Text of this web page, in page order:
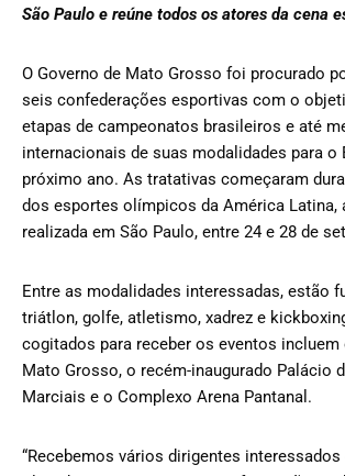
São Paulo e reúne todos os atores da cena
O Governo de Mato Grosso foi procurado
seis confederações esportivas com o
etapas de campeonatos brasileiros e até
internacionais de suas modalidades para o
próximo ano. As tratativas começaram
dos esportes olímpicos da América Latina,
realizada em São Paulo, entre 24 e 28 de
Entre as modalidades interessadas, estão
triátlon, golfe, atletismo, xadrez e
cogitados para receber os eventos incluem
Mato Grosso, o recém-inaugurado Palácio
Marciais e o Complexo Arena Pantanal.
“Recebemos vários dirigentes